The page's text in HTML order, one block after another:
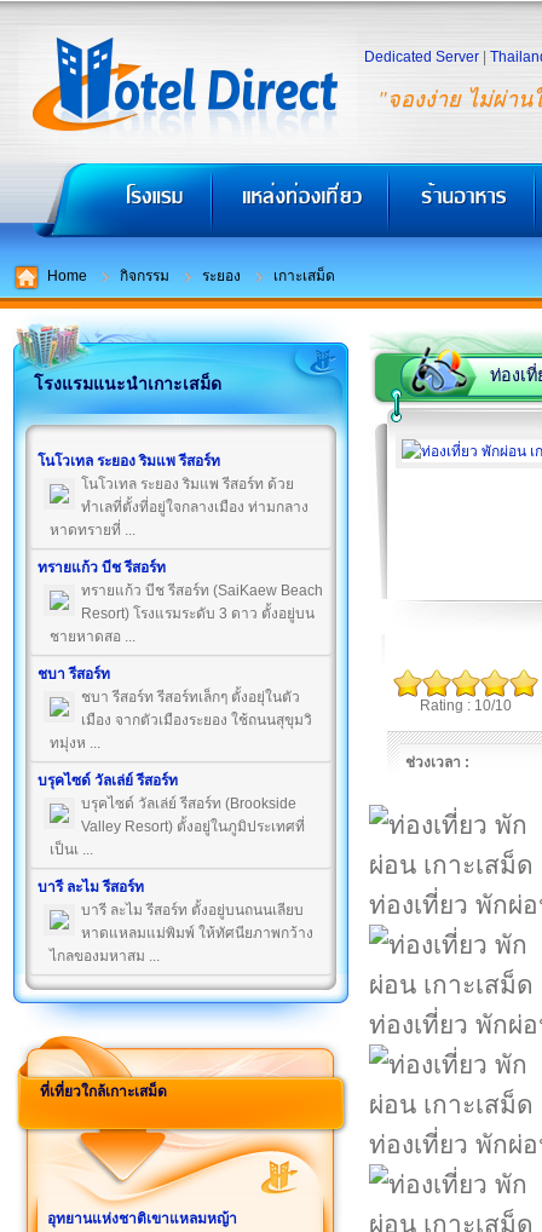
"จองง่าย ไม่ผ่าน
Dedicated Server
Home กิจกรรม ระยอง เกาะเสม็ด
โรงแรมแนะนำเกาะเสม็ด
โนโวเทล ระยอง ริมแพ รีสอร์ท
โนโวเทล ระยอง ริมแพ รีสอร์ท ด้วย
ทำเลที่ตั้งที่อยู่ใจกลางเมือง ท่ามกลาง
หาดทรายที่ ...
ทรายแก้ว บีช รีสอร์ท
ทรายแก้ว บีช รีสอร์ท (SaiKaew Beach
Resort) โรงแรมระดับ 3 ดาว ตั้งอยู่บน
ชายหาดสอ ...
ชบา รีสอร์ท
ชบา รีสอร์ท รีสอร์ทเล็กๆ ตั้งอยุ่ในตัว
เมือง จากตัวเมืองระยอง ใช้ถนนสุขุมวิ
ทมุ่งห ...
บรุคไซด์ วัลเล่ย์ รีสอร์ท
บรุคไซด์ วัลเล่ย์ รีสอร์ท (Brookside
Valley Resort) ตั้งอยู่ในภูมิประเทศที่
เป็นเ ...
บารี ละไม รีสอร์ท
บารี ละไม รีสอร์ท ตั้งอยู่บนถนนเลียบ
หาดแหลมแม่พิมพ์ ให้ทัศนียภาพกว้าง
ไกลของมหาสม ...
ที่เที่ยวใกล้เกาะเสม็ด
อุทยานแห่งชาติเขาแหลมหญ้า
ท่องเ
Rating : 10/10
ช่วงเวลา :
ท่องเที่ยว พักผ่
ท่องเที่ยว พักผ่
ท่องเที่ยว พักผ่